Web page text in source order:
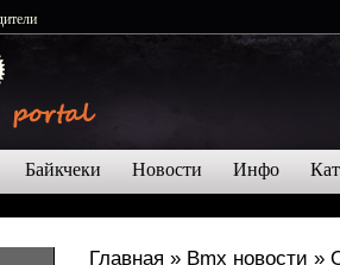
Байкчеки Новости Инфо
Главная » Bmx новости »